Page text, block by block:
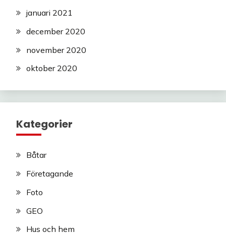
januari 2021
december 2020
november 2020
oktober 2020
Kategorier
Båtar
Företagande
Foto
GEO
Hus och hem